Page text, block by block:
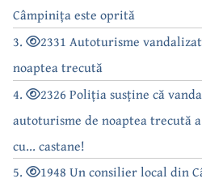
Câmpinița este oprită
3.
2331 Autoturisme
noaptea trecută
4.
2326 Poliția susține că
autoturisme de noaptea trecută
cu... castane!
5.
1948 Un consilier local din